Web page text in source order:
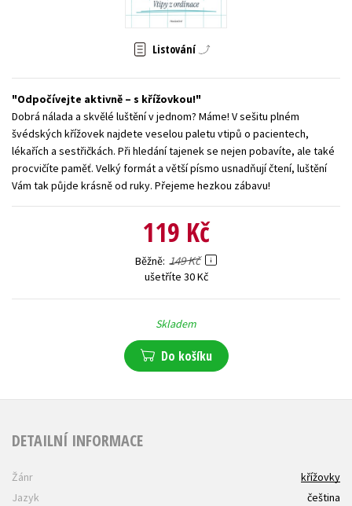
Zahraniční literatura
Všechny tituly
Listování
Odpočívejte aktivně – s křížovkou!
Dobrá nálada a skvělé luštění v jednom? Máme! V sešitu plném
švédských křížovek najdete veselou paletu vtipů o pacientech,
lékařích a sestřičkách. Při hledání tajenek se nejen pobavíte, ale také
procvičíte paměť. Velký formát a větší písmo usnadňují čtení, luštění
Vám tak půjde krásně od ruky. Přejeme hezkou zábavu!
119 Kč
Běžně 149 Kč
ušetříte 30 Kč
Skladem
Do košíku
DETAILNÍ INFORMACE
Žánr
křížovky
Jazyk
čeština